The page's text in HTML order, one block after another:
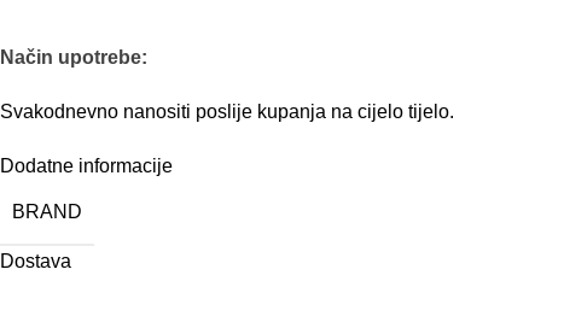
Način upotrebe:
Svakodnevno nanositi poslije kupanja na cijelo tijelo.
Dodatne informacije
BRAND
Dostava